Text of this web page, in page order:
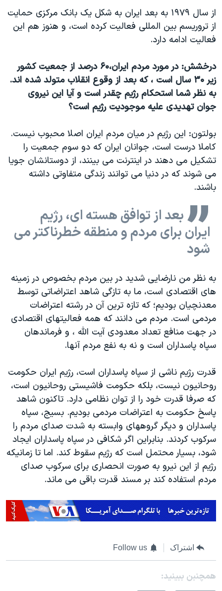
از سال ۱۹۷۹ به بعد ایران به شکل یک بانک مرکزی حمایت
از تروریسم بین المللی فعالیت کرده است، و هنوز هم این
فعالیت ادامه دارد.
درخشش: در مورد مردم ایران،۶۰ درصد از جمعیت کشور
زیر ۳۰ سال است ، که بعد از وقوع انقلاب متولد شده اند.
به نظر شما استحکام رژیم چقدر است و آیا این نیروی
جوان تهدیدی علیه موجودیت رژیم است؟
بولتون: این رژیم در میان مردم ایران اصلا محبوب نیست.
کاملا درست است، جوانان ایران که دو سوم جمعیت را
تشکیل می دهند در اینترنت می بینند، از دوستانشان جویا
می شوند که در دنیا می توانند زندگی متفاوتی داشته
باشند.
بعد از توافق هسته ای، رژیم
ایران برای مردم و منطقه خطرناکتر می
شود
به نظر من نارضایی شدید در بین مردم بخصوص در زمینه
های اقتصادی است، ما به تازگی شاهد اعتراضاتی توسط
معدنچیان بودیم؛ که تازه ترین آن در رشته اعتراضات
مردمی است. مردم می دانند که همه فعالیتهای اقتصادی
در جهت منافع تعداد معدودی آیت الله ، و فرماندهان
سپاه پاسداران است و نه به نفع مردم آنها.
قدرت رژیم ناشی از سپاه پاسداران است، رژیم ایران حکومت
روحانیون نیست، بلکه حکومت فاشیستی روحانیون است،
که صرفا قدرت خود را از توان نظامی دارد. تاکنون شاهد
پاسخ حکومت به اعتراضات مردمی بودیم. بسیج، سپاه
پاسداران و دیگر گروههای وابسته به شدت صدای مردم را
سرکوب کردند. بنابراین اگر شکافی در سپاه پاسداران ایجاد
شود، بسیار محتمل است که رژیم سقوط کند. اما تا زمانیکه
رژیم از این نیرو به صورت انحصاری برای سرکوب صدای
مردم استفاده کند بر مسند قدرت باقی می ماند.
اشتراک Follow us
همچنبن ببینید: